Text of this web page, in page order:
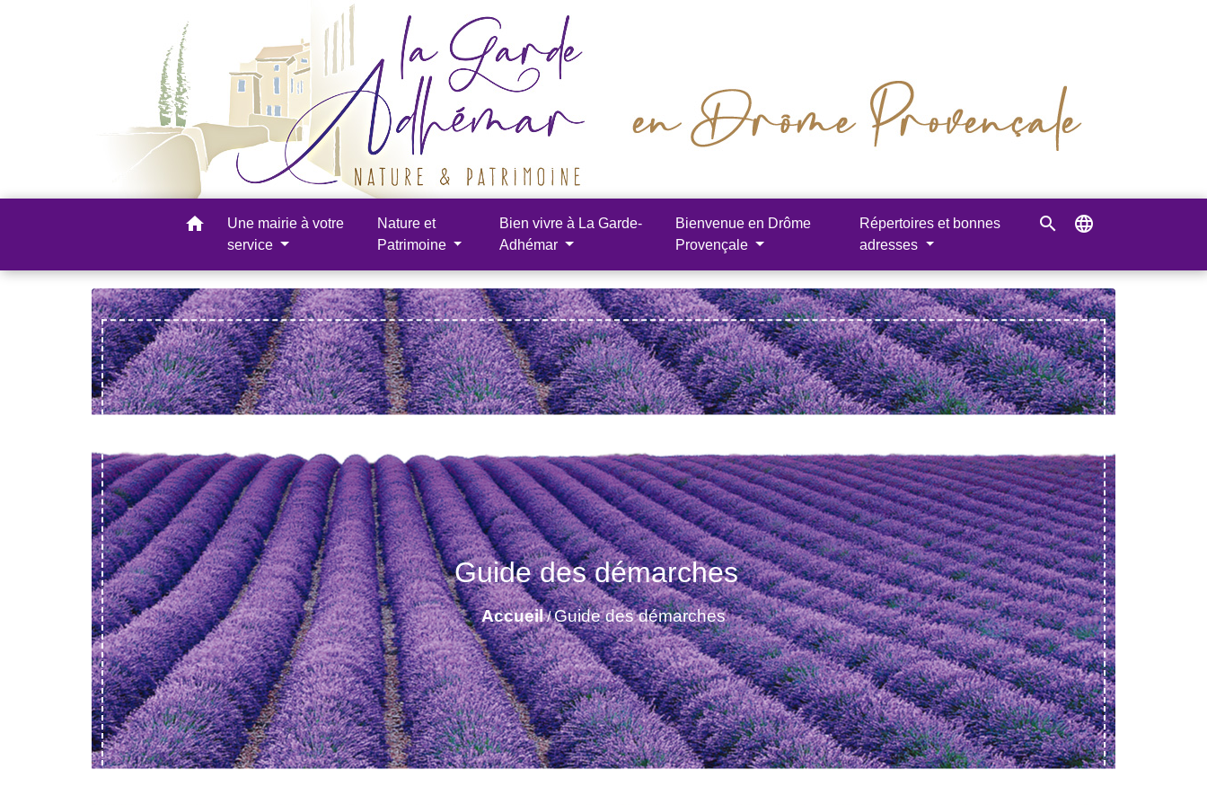
home
Une mairie à votre
service
Nature et
Patrimoine
Bien vivre à La Garde-
Adhémar
Bienvenue en Drôme
Provençale
Répertoires et bonnes
adresses
search language
Guide des démarches
Accueil/Guide des démarches